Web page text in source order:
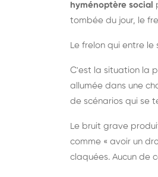
hyménoptère social
tombée du jour, le
Le frelon qui entre
C'est la situation la
allumée dans une
de scénarios qui se
Le bruit grave
comme « avoir un
claquées. Aucun de